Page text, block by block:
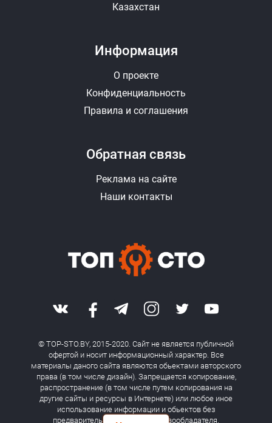
Казахстан
Информация
О проекте
Конфиденциальность
Правила и соглашения
Обратная связь
Реклама на сайте
Наши контакты
© TOP-STO.BY, 2015-2020. Сайт не является публичной
офертой и носит информационный характер. Все
материалы даного сайта являются обьектами авторского
права (в том числе дизайн). Запрещается копирование,
распространение (в том числе путем копирования на
другие сайты и ресурсы в Интернете) или любое иное
использование информации и обьектов без
предварительного согласия правообладателя.